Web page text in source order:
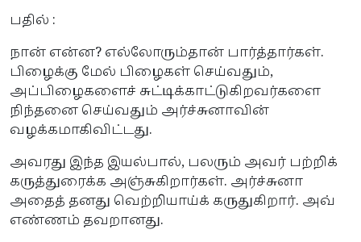
பதில் :
நான் என்ன? எல்லோரும்தான் பார்த்தார்கள்.
பிழைக்கு மேல் பிழைகள் செய்வதும்,
அப்பிழைகளைச் சுட்டிக்காட்டுகிறவர்களை
நிந்தனை செய்வதும் அர்ச்சுனாவின்
வழக்கமாகிவிட்டது.
அவரது இந்த இயல்பால், பலரும் அவர் பற்றிக்
கருத்துரைக்க அஞ்சுகிறார்கள். அர்ச்சுனா
அதைத் தனது வெற்றியாய்க் கருதுகிறார். அவ்
எண்ணம் தவறானது.